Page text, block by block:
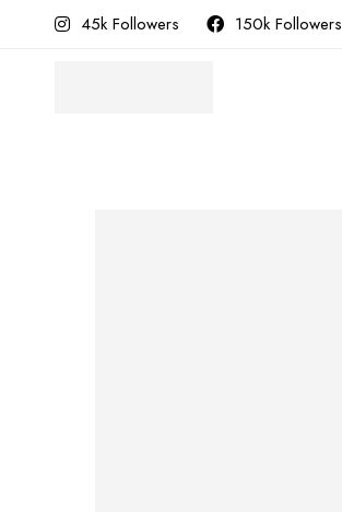
45k Followers 150k Followers